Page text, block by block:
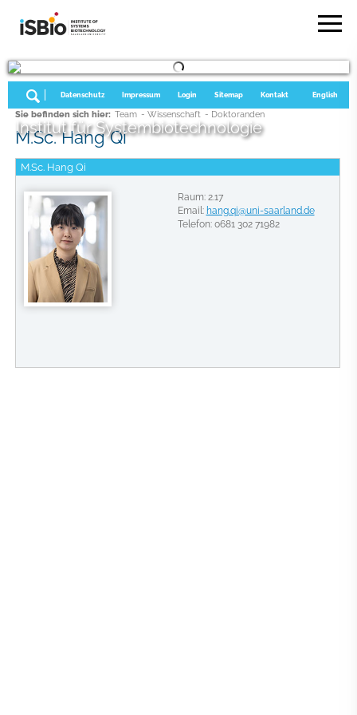
Institut für Systembiotechnologie
English
Kontakt
Sitemap
Login
Impressum
Datenschutz
Sie befinden sich hier: Team - Wissenschaft - Doktoranden
M.Sc. Hang Qi
M.Sc. Hang Qi
Raum: 2.17
Email: hang.qi@uni-saarland.de
Telefon: 0681 302 71982